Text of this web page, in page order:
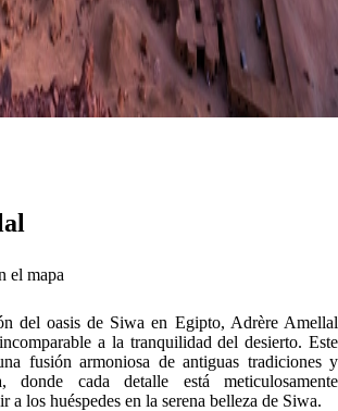
el mapa
del oasis de Siwa en Egipto, Adrère Amellal
a la tranquilidad del desierto. Este
fusión armoniosa de antiguas tradiciones y
donde cada detalle está meticulosamente
a los huéspedes en la serena belleza de Siwa.